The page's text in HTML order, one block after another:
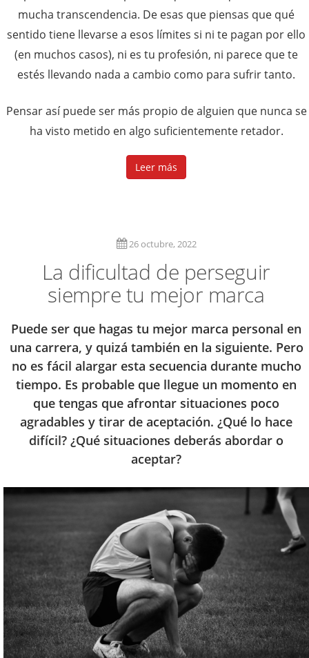
mucha transcendencia. De esas que piensas que qué
sentido tiene llevarse a esos límites si ni te pagan por ello
(en muchos casos), ni es tu profesión, ni parece que te
estés llevando nada a cambio como para sufrir tanto.
Pensar así puede ser más propio de alguien que nunca se
ha visto metido en algo suficientemente retador.
Leer más
26 octubre, 2022
La dificultad de perseguir
siempre tu mejor marca
Puede ser que hagas tu mejor marca personal en
una carrera, y quizá también en la siguiente. Pero
no es fácil alargar esta secuencia durante mucho
tiempo. Es probable que llegue un momento en
que tengas que afrontar situaciones poco
agradables y tirar de aceptación. ¿Qué lo hace
difícil? ¿Qué situaciones deberás abordar o
aceptar?